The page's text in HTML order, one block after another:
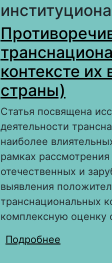
контексте
страны)
Статья посвящена
деятельности
наиболее
рамках
отечественных и
выявления
транснациональных
комплексную оценку
Подробнее